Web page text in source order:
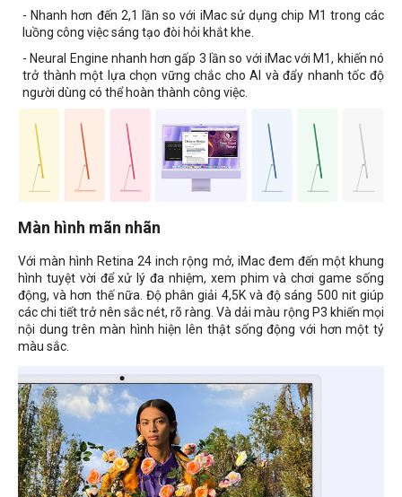
- Nhanh hơn đến 2,1 lần so với iMac sử dụng chip M1 trong các
luồng công việc sáng tạo đòi hỏi khắt khe.
- Neural Engine nhanh hơn gấp 3 lần so với iMac với M1, khiến nó
trở thành một lựa chọn vững chắc cho AI và đẩy nhanh tốc độ
người dùng có thể hoàn thành công việc.
Màn hình mãn nhãn
Với màn hình Retina 24 inch rộng mở, iMac đem đến một khung
hình tuyệt vời để xử lý đa nhiệm, xem phim và chơi game sống
động, và hơn thế nữa. Độ phân giải 4,5K và độ sáng 500 nit giúp
các chi tiết trở nên sắc nét, rõ ràng. Và dải màu rộng P3 khiến mọi
nội dung trên màn hình hiện lên thật sống động với hơn một tỷ
màu sắc.